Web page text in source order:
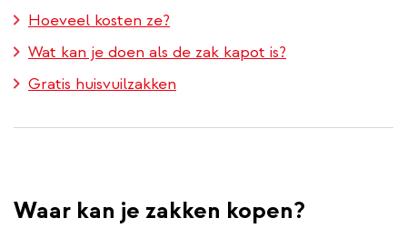
Hoeveel kosten ze?
Wat kan je doen als de zak kapot is?
Gratis huisvuilzakken
Waar kan je zakken kopen?